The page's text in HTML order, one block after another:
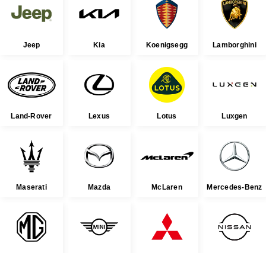
Jeep Kia Koenigsegg Lamborghini
Land-Rover Lexus Lotus Luxgen
Maserati Mazda McLaren Mercedes-Benz